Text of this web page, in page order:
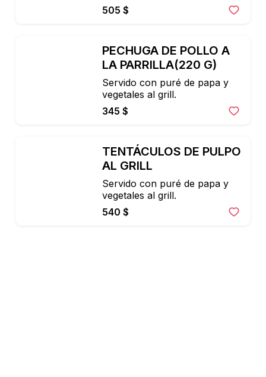
505 $
PECHUGA DE POLLO A
LA PARRILLA(220 G)
Servido con puré de papa y
vegetales al grill.
345 $
TENTÁCULOS DE PULPO
AL GRILL
Servido con puré de papa y
vegetales al grill.
540 $